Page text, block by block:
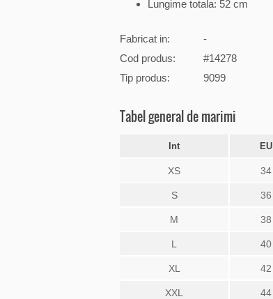
Lungime totala: 52 cm
Fabricat in:
-
Cod produs:
#14278
Tip produs:
9099
Tabel general de marimi
Int EU
XS 34
S 36
M 38
L 40
XL 42
XXL 44